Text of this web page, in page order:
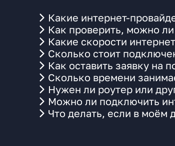
Какие интернет-
Как проверить, можно
Какие скорости
Сколько стоит
Как оставить заявку на
Сколько времени
Нужен ли роутер или
Можно ли подключить
Что делать, если в моём